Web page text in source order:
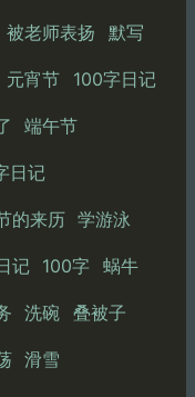
被老师表扬 默写
元宵节 100字日记
端午节
日记
的来历 学游泳
记 100字 蜗牛
洗碗 叠被子
滑雪